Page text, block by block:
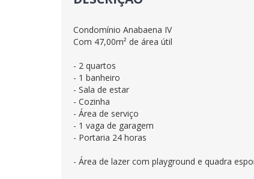
Condomínio Anabaena IV
Com 47,00m² de área útil
- 2 quartos
- 1 banheiro
- Sala de estar
- Cozinha
- Área de serviço
- 1 vaga de garagem
- Portaria 24 horas
- Área de lazer com playground e quadra